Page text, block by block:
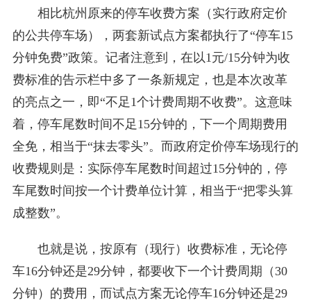
相比杭州原来的停车收费方案（实行政府定价
的公共停车场），两套新试点方案都执行了“停车15
分钟免费”政策。记者注意到，在以1元/15分钟为收
费标准的告示栏中多了一条新规定，也是本次改革
的亮点之一，即“不足1个计费周期不收费”。这意味
着，停车尾数时间不足15分钟的，下一个周期费用
全免，相当于“抹去零头”。而政府定价停车场现行的
收费规则是：实际停车尾数时间超过15分钟的，停
车尾数时间按一个计费单位计算，相当于“把零头算
成整数”。
也就是说，按原有（现行）收费标准，无论停
车16分钟还是29分钟，都要收下一个计费周期（30
分钟）的费用，而试点方案无论停车16分钟还是29